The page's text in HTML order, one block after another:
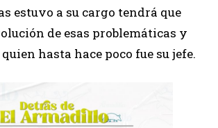
estuvo a su cargo tendrá que
de esas problemáticas y
hasta hace poco fue su jefe.